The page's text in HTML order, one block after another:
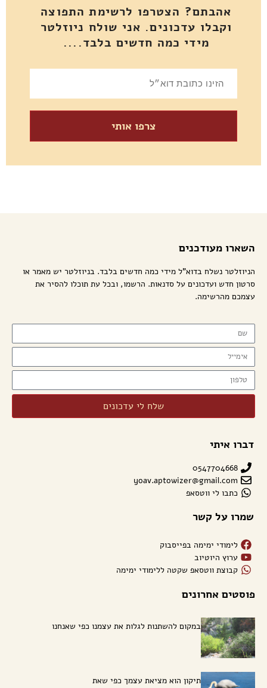
אהבתם? הצטרפו לרשימת התפוצה
וקבלו עדכונים. אני שולח ניוזלטר
מידי כמה חדשים בלבד....
צרפו אותי
השארו מעודכנים
הניוזלטר נשלח בדוא"ל מידי כמה חדשים בלבד. בניוזלטר יש מאמר או
סרטון חדש ועדכונים על סדנאות. הרשמו, ובכל עת תוכלו להסיר את
עצמכם מהרשימה.
שלח לי עדכונים
דברו איתי
0547704668
yoav.aptowizer@gmail.com
כתבו לי ווטסאפ
שמרו על קשר
לימודי ימימה בפייסבוק
ערוץ היוטיוב
קבוצת ווטסאפ שקטה ללימודי ימימה
פוסטים אחרונים
במקום להשתנות לגלות את עצמנו כפי שאנחנו
תיקון הוא מציאת עצמך כפי שאת